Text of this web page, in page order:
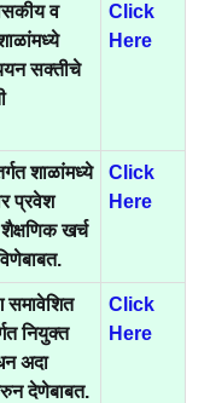
व
सक्तीचे
Click
Here
शाळांमध्ये
प्रवेश
शैक्षणिक खर्च
Click
Here
समावेशित
नियुक्त
अदा
देणेबाबत.
Click
Here